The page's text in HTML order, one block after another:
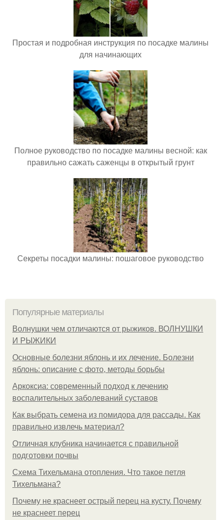
Простая и подробная инструкция по посадке малины
для начинающих
Полное руководство по посадке малины весной: как
правильно сажать саженцы в открытый грунт
Секреты посадки малины: пошаговое руководство
Популярные материалы
Волнушки чем отличаются от рыжиков. ВОЛНУШКИ
И РЫЖИКИ
Основные болезни яблонь и их лечение. Болезни
яблонь: описание с фото, методы борьбы
Аркоксиа: современный подход к лечению
воспалительных заболеваний суставов
Как выбрать семена из помидора для рассады. Как
правильно извлечь материал?
Отличная клубника начинается с правильной
подготовки почвы
Схема Тихельмана отопления. Что такое петля
Тихельмана?
Почему не краснеет острый перец на кусту. Почему
не краснеет перец